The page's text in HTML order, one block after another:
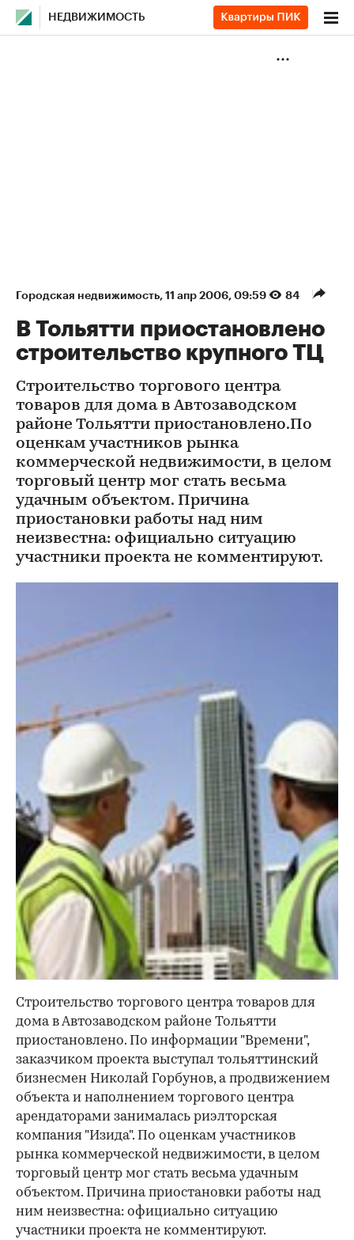
НЕДВИЖИМОСТЬ
Городская недвижимость⁠, 11 апр 2006, 09:59 84
В Тольятти приостановлено
строительство крупного ТЦ
Строительство торгового центра
товаров для дома в Автозаводском
районе Тольятти приостановлено.По
оценкам участников рынка
коммерческой недвижимости, в целом
торговый центр мог стать весьма
удачным объектом. Причина
приостановки работы над ним
неизвестна: официально ситуацию
участники проекта не комментируют.
Строительство торгового центра товаров для
дома в Автозаводском районе Тольятти
приостановлено. По информации "Времени",
заказчиком проекта выступал тольяттинский
бизнесмен Николай Горбунов, а продвижением
объекта и наполнением торгового центра
арендаторами занималась риэлторская
компания "Изида". По оценкам участников
рынка коммерческой недвижимости, в целом
торговый центр мог стать весьма удачным
объектом. Причина приостановки работы над
ним неизвестна: официально ситуацию
участники проекта не комментируют.